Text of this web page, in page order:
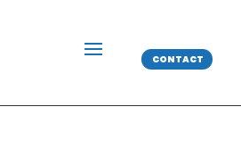
CONTACT